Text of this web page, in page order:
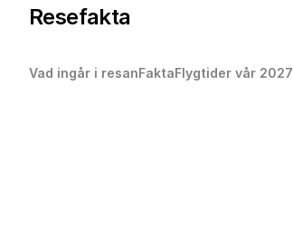
Resefakta
Vad ingår i resanFaktaFlygtider vår 2027